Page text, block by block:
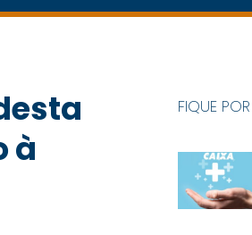
à
FIQUE POR